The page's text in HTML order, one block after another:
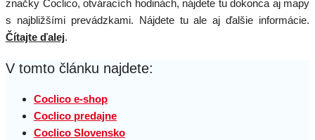
značky Coclico, otváracích hodinách, nájdete tu dokonca aj mapy
s najbližšími prevádzkami. Nájdete tu ale aj ďalšie informácie.
Čítajte ďalej.
V tomto článku najdete:
Coclico e-shop
Coclico predajne
Coclico Slovensko